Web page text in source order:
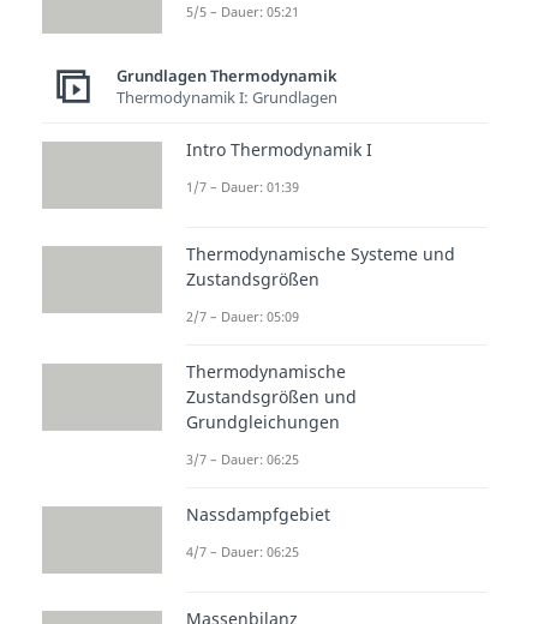
5/5 – Dauer: 05:21
Grundlagen Thermodynamik
Thermodynamik I: Grundlagen
Intro Thermodynamik I
1/7 – Dauer: 01:39
Thermodynamische Systeme und
Zustandsgrößen
2/7 – Dauer: 05:09
Thermodynamische
Zustandsgrößen und
Grundgleichungen
3/7 – Dauer: 06:25
Nassdampfgebiet
4/7 – Dauer: 06:25
Massenbilanz